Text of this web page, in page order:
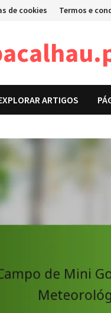
de cookies Termos e
ARTIGOS